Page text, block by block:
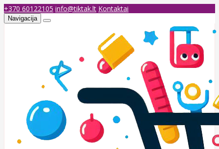
+370 60122105 info@tiktak.lt Kontaktai
Navigacija